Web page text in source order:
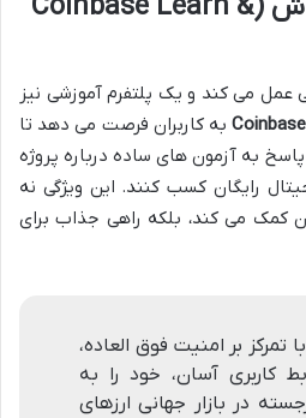
عمل می کند و یک پلتفرم آموزشی نیز
به کاربران فرصت می دهد تا
به آزمون های ساده درباره پروژه
رایگان کسب کنند. این ویژگی نه
کمک می کند، بلکه راهی جذاب برای
بر امنیت فوق العاده،
کاربری آسان، خود را به
در بازار جهانی ارزهای